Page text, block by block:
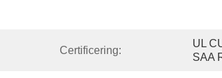
Certificering:
UL
SAA